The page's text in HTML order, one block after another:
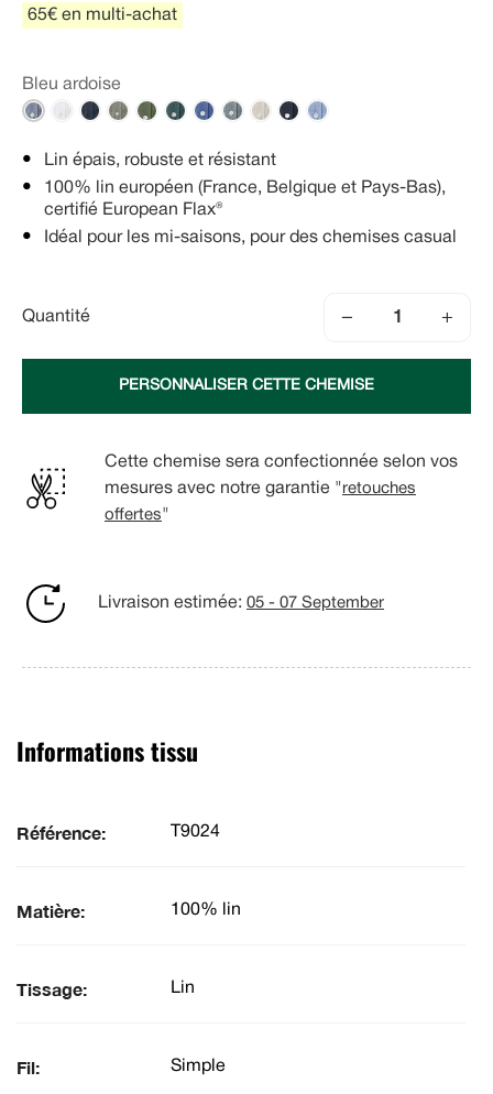
65€ en multi-achat
Bleu ardoise
Lin épais, robuste et résistant
100% lin européen (France, Belgique et Pays-Bas),
certifié European Flax®
Idéal pour les mi-saisons, pour des chemises casual
Quantité − +
PERSONNALISER CETTE CHEMISE
Cette chemise sera confectionnée selon vos
mesures avec notre garantie " retouches
offertes"
Livraison estimée: 05 - 07 September
Informations tissu
Référence: T9024
Matière: 100% lin
Tissage: Lin
Fil: Simple